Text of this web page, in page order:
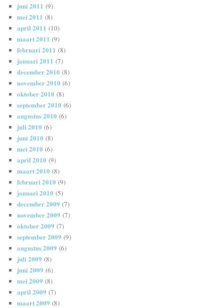
juni 2011 (9)
mei 2011 (8)
april 2011 (10)
maart 2011 (9)
februari 2011 (8)
januari 2011 (7)
december 2010 (8)
november 2010 (6)
oktober 2010 (8)
september 2010 (6)
augustus 2010 (6)
juli 2010 (6)
juni 2010 (8)
mei 2010 (6)
april 2010 (9)
maart 2010 (8)
februari 2010 (9)
januari 2010 (5)
december 2009 (7)
november 2009 (7)
oktober 2009 (7)
september 2009 (9)
augustus 2009 (6)
juli 2009 (8)
juni 2009 (6)
mei 2009 (8)
april 2009 (7)
maart 2009 (8)